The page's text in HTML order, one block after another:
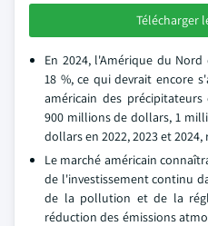
Télécharger
En 2024, l'Amérique du
18 %, ce qui devrait encore
américain des
900 millions de dollars, 1
dollars en 2022, 2023 et
Le marché américain
de l'investissement continu
de la pollution et de la
réduction des émissions